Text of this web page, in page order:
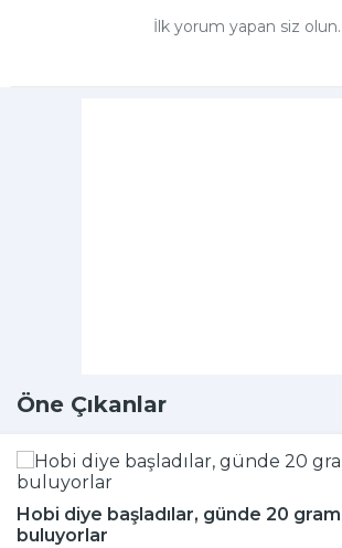
İlk yorum yapan siz olun.
Öne Çıkanlar
Hobi diye başladılar, günde 20 gram
buluyorlar